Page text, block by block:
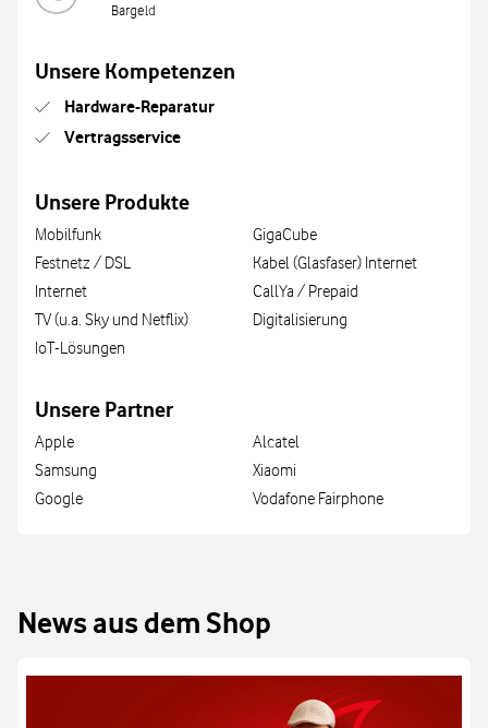
Bargeld
Unsere Kompetenzen
Hardware-Reparatur
Vertragsservice
Unsere Produkte
Mobilfunk
Festnetz / DSL
Internet
TV (u.a. Sky und Netflix)
IoT-Lösungen
GigaCube
Kabel (Glasfaser) Internet
CallYa / Prepaid
Digitalisierung
Unsere Partner
Apple
Samsung
Google
Alcatel
Xiaomi
Vodafone Fairphone
News aus dem Shop